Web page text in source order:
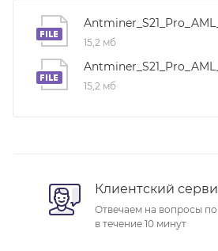
15,2 мб
15,2 мб
Клиентский
Отвечаем на вопросы
в течение 10 минут